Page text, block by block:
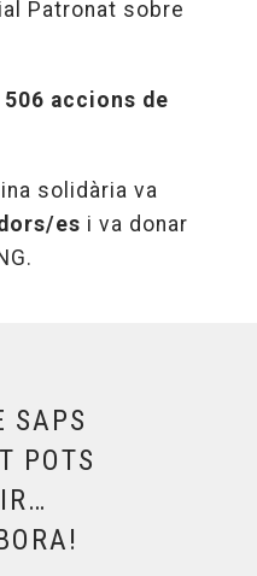
Patronat sobre
accions de
solidària va
es i va donar
SAPS
POTS